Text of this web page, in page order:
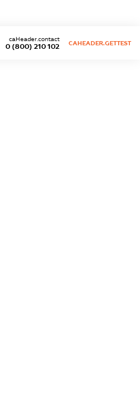
0 (800) 210 102
caHeader.contact
CAHEADER.GETTEST